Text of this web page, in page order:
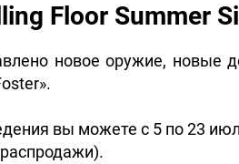
Floor Summer
новое оружие, новые
вы можете с 5 по 23